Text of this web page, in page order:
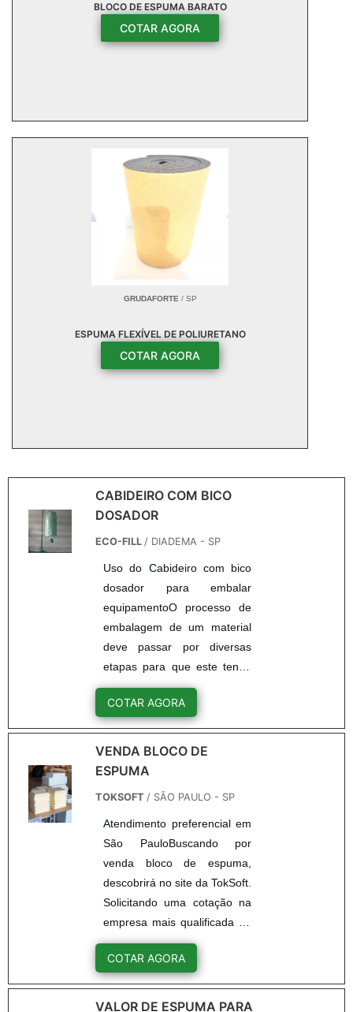
BLOCO DE ESPUMA BARATO
COTAR AGORA
GRUDAFORTE / SP
ESPUMA FLEXÍVEL DE POLIURETANO
COTAR AGORA
CABIDEIRO COM BICO
DOSADOR
ECO-FILL / DIADEMA - SP
Uso do Cabideiro com bico
dosador para embalar
equipamentoO processo de
embalagem de um material
deve passar por diversas
etapas para que este tenha
qualidade no final do
empacotamento. E para isso
é necessário que a pessoa
jurídica (empresa) possua
um Cabideiro com bico
trabalho com eficiência e
garante a durabilidade da
embalagem.Com o Cabideiro
com bico dosador em mãos,
o processo de embalagem
fica mais rápido e ...
COTAR AGORA
VENDA BLOCO DE
ESPUMA
TOKSOFT / SÃO PAULO - SP
Atendimento preferencial em
São PauloBuscando por
venda bloco de espuma,
descobrirá no site da TokSoft.
Solicitando uma cotação na
empresa mais qualificada do
mercado e conhecendo a
líder em qualidade.Quando o
tema é venda bloco de
espuma, com os
COTAR AGORA
VALOR DE ESPUMA PARA